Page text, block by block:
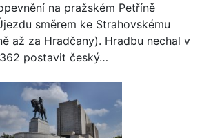
na pražském Petříně
směrem ke Strahovskému
až za Hradčany). Hradbu nechal v
postavit český…